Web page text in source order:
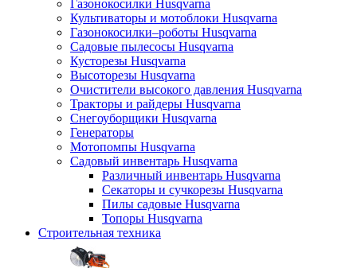
Газонокосилки Husqvarna
Культиваторы и мотоблоки Husqvarna
Газонокосилки–роботы Husqvarna
Садовые пылесосы Husqvarna
Кусторезы Husqvarna
Высоторезы Husqvarna
Очистители высокого давления Husqvarna
Тракторы и райдеры Husqvarna
Снегоуборщики Husqvarna
Генераторы
Мотопомпы Husqvarna
Садовый инвентарь Husqvarna
Различный инвентарь Husqvarna
Секаторы и сучкорезы Husqvarna
Пилы садовые Husqvarna
Топоры Husqvarna
Строительная техника